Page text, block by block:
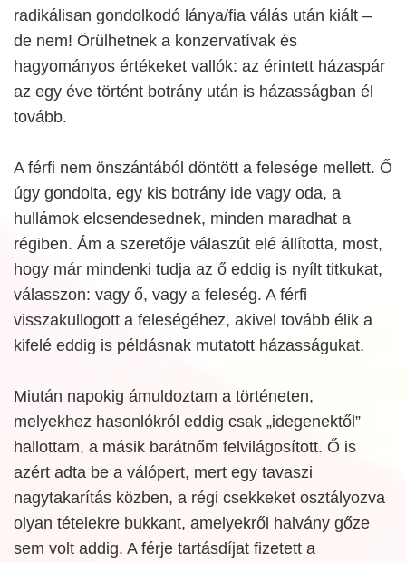
radikálisan gondolkodó lánya/fia válás után kiált –
de nem! Örülhetnek a konzervatívak és
hagyományos értékeket vallók: az érintett házaspár
az egy éve történt botrány után is házasságban él
tovább.
A férfi nem önszántából döntött a felesége mellett. Ő
úgy gondolta, egy kis botrány ide vagy oda, a
hullámok elcsendesednek, minden maradhat a
régiben. Ám a szeretője válaszút elé állította, most,
hogy már mindenki tudja az ő eddig is nyílt titkukat,
válasszon: vagy ő, vagy a feleség. A férfi
visszakullogott a feleségéhez, akivel tovább élik a
kifelé eddig is példásnak mutatott házasságukat.
Miután napokig ámuldoztam a történeten,
melyekhez hasonlókról eddig csak „idegenektől”
hallottam, a másik barátnőm felvilágosított. Ő is
azért adta be a válópert, mert egy tavaszi
nagytakarítás közben, a régi csekkeket osztályozva
olyan tételekre bukkant, amelyekről halvány gőze
sem volt addig. A férje tartásdíjat fizetett a